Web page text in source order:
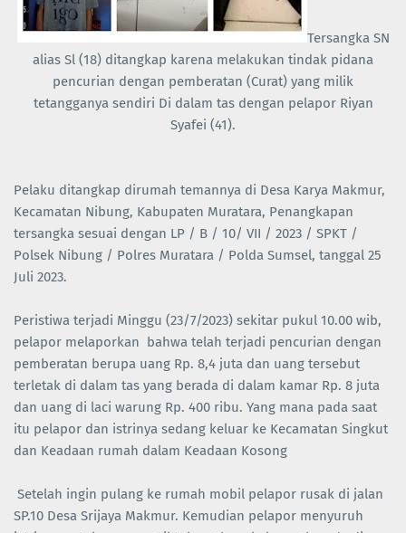
Tersangka SN
alias Sl (18) ditangkap karena melakukan tindak pidana
pencurian dengan pemberatan (Curat) yang milik
tetangganya sendiri Di dalam tas dengan pelapor Riyan
Syafei (41).
Pelaku ditangkap dirumah temannya di Desa Karya Makmur,
Kecamatan Nibung, Kabupaten Muratara, Penangkapan
tersangka sesuai dengan LP / B / 10/ VII / 2023 / SPKT /
Polsek Nibung / Polres Muratara / Polda Sumsel, tanggal 25
Juli 2023.
Peristiwa terjadi Minggu (23/7/2023) sekitar pukul 10.00 wib,
pelapor melaporkan bahwa telah terjadi pencurian dengan
pemberatan berupa uang Rp. 8,4 juta dan uang tersebut
terletak di dalam tas yang berada di dalam kamar Rp. 8 juta
dan uang di laci warung Rp. 400 ribu. Yang mana pada saat
itu pelapor dan istrinya sedang keluar ke Kecamatan Singkut
dan Keadaan rumah dalam Keadaan Kosong
Setelah ingin pulang ke rumah mobil pelapor rusak di jalan
SP.10 Desa Srijaya Makmur. Kemudian pelapor menyuruh